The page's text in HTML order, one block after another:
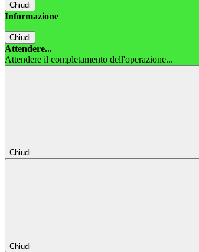
Chiudi
Informazione
Chiudi
Attendere...
Attendere il completamento dell'operazione...
Chiudi
Chiudi